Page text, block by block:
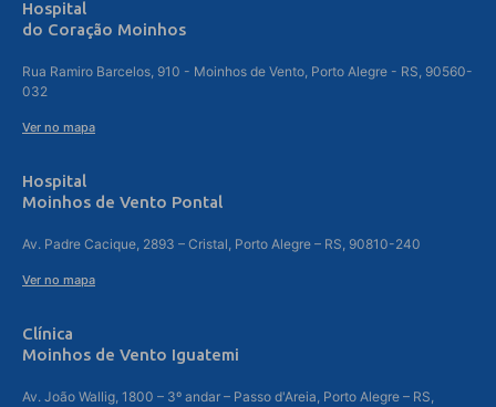
Hospital
do Coração Moinhos
Rua Ramiro Barcelos, 910 - Moinhos de Vento, Porto Alegre - RS, 90560-
032
Ver no mapa
Hospital
Moinhos de Vento Pontal
Av. Padre Cacique, 2893 – Cristal, Porto Alegre – RS, 90810-240
Ver no mapa
Clínica
Moinhos de Vento Iguatemi
Av. João Wallig, 1800 – 3º andar – Passo d'Areia, Porto Alegre – RS,